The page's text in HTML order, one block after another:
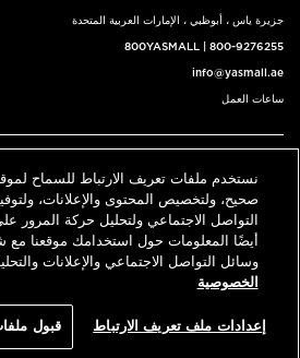
جزيرة ياس ، أبوظبي ، الإمارات العربية المتحدة
800YASMALL 800-9276255
info@yasmall.ae
ساعات العمل
English حدد موقعنا
© 2026 كل الحقوق محفوظة، ياس مول v3.1
An ALDAR Property
نستخدم ملفات تعريف الارتباط للسماح
صحيح، ولتخصيص المحتوى والإعلانات،
التواصل الاجتماعي ولتحليل حركة المرور
أيضًا المعلومات حول استخدامك موقعنا
وسائل التواصل الاجتماعي والإعلانات
الخصوصية
إعدادات ملف تعريف الارتباط قبول